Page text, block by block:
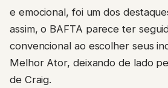
e emocional, foi um dos
assim, o BAFTA parece ter
convencional ao escolher seus
Melhor Ator, deixando de lado
de Craig.